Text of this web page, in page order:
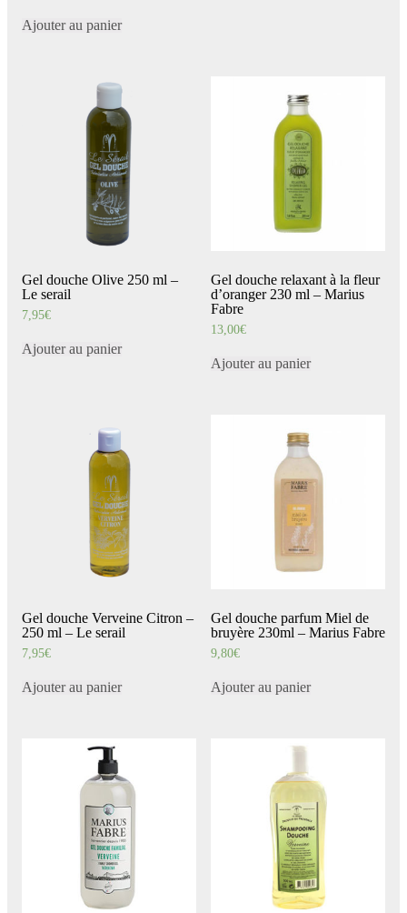
Ajouter au panier
Gel douche Olive 250 ml –
Le serail
7,95€
Ajouter au panier
Gel douche relaxant à la fleur
d’oranger 230 ml – Marius
Fabre
13,00€
Ajouter au panier
Gel douche Verveine Citron –
250 ml – Le serail
7,95€
Ajouter au panier
Gel douche parfum Miel de
bruyère 230ml – Marius Fabre
9,80€
Ajouter au panier